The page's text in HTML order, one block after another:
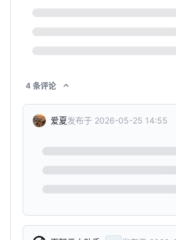
4 条评论
爱夏发布于 2026-05-25 14:55